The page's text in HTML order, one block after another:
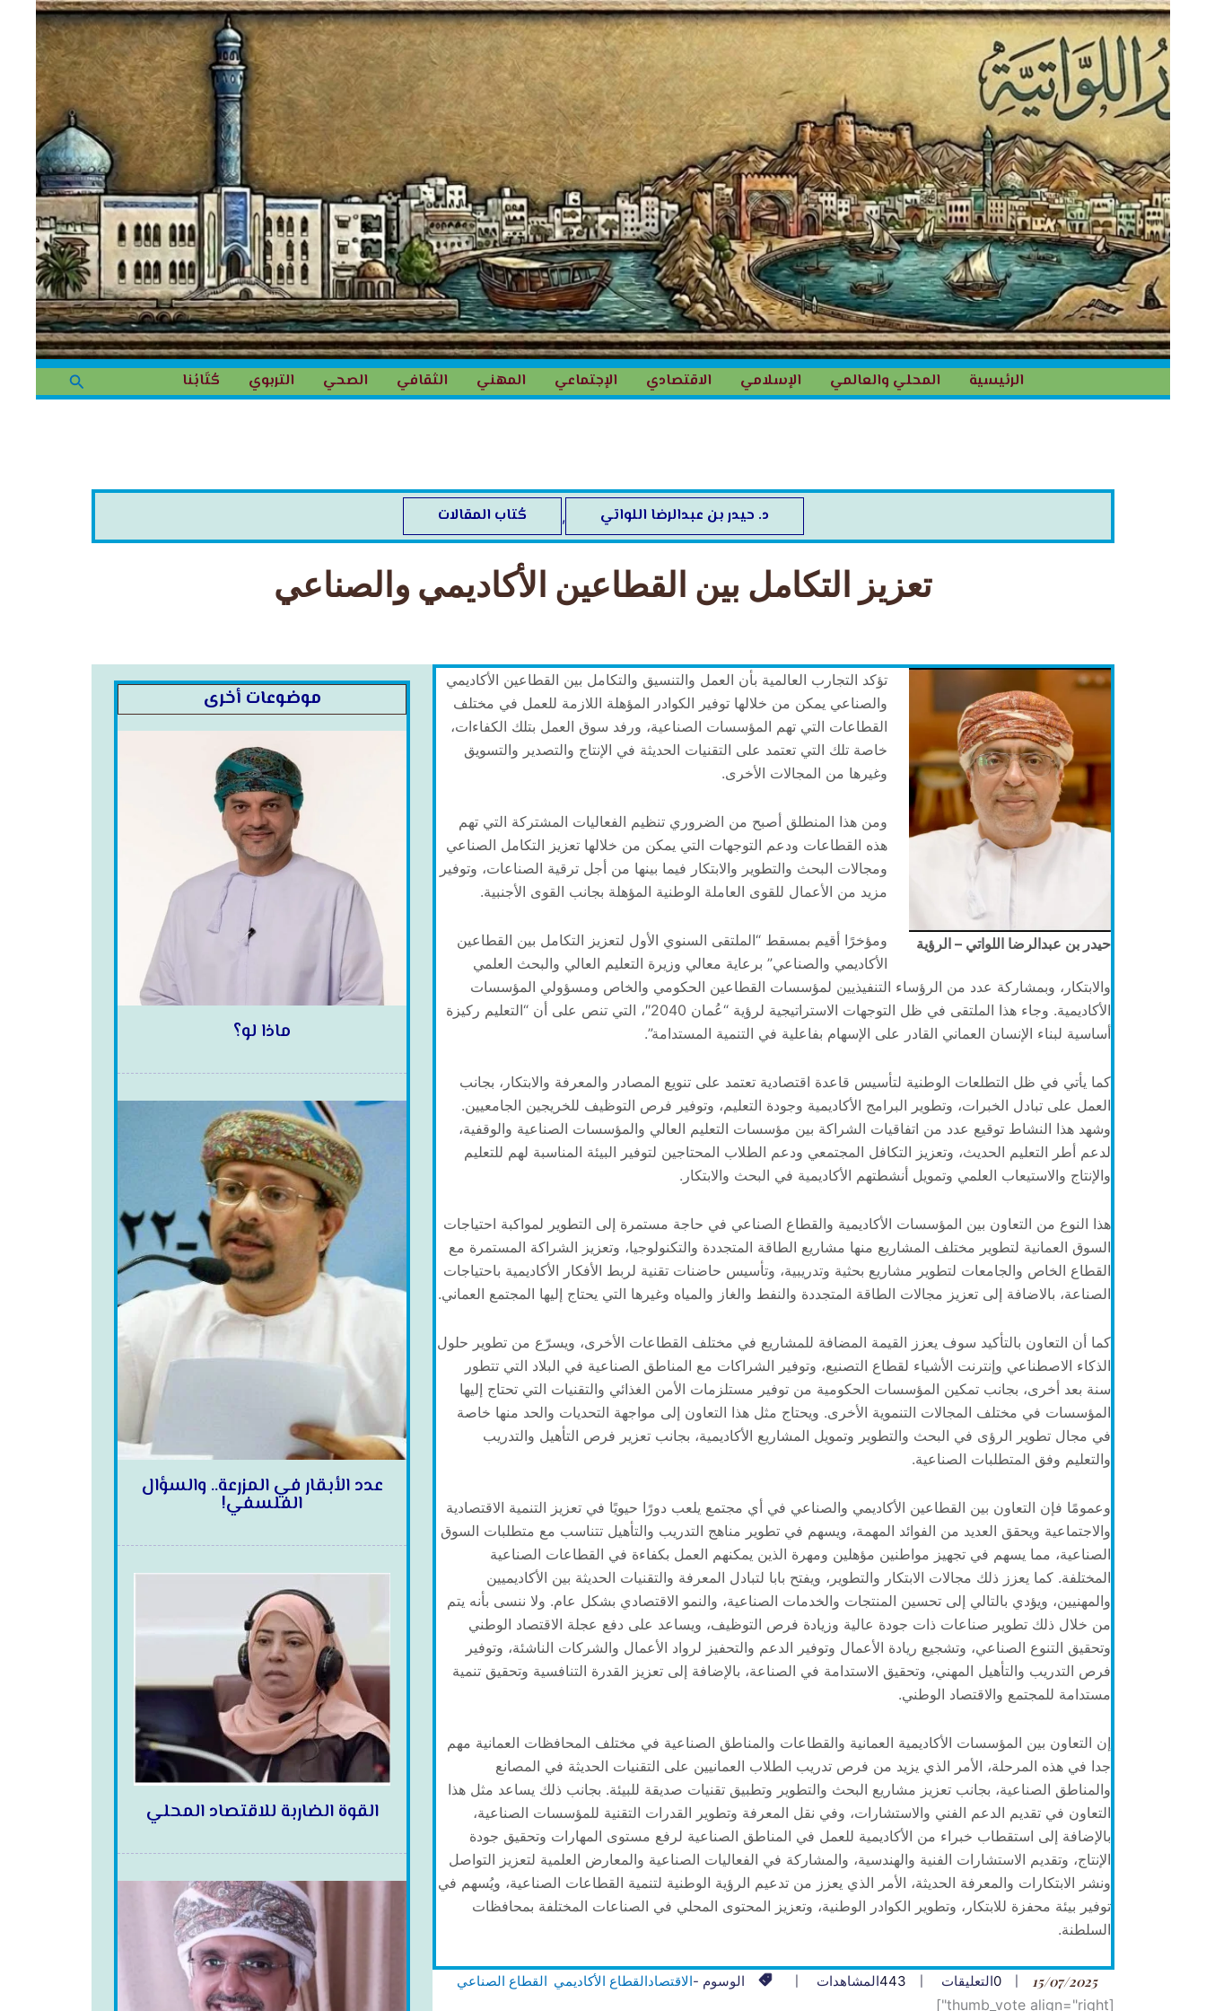
المحتوى
الرئيسية المحلي والعالمي الإسلامي الاقتصادي الإجتماعي المهني الثقافي الصحي التربوي كُتَابُنا البحث
د. حيدر بن عبدالرضا اللواتي , كُتاب المقالات
تعزيز التكامل بين القطاعين الأكاديمي والصناعي
حيدر بن عبدالرضا اللواتي – الرؤية
تؤكد التجارب العالمية بأن العمل والتنسيق والتكامل بين القطاعين الأكاديمي
والصناعي يمكن من خلالها توفير الكوادر المؤهلة اللازمة للعمل في مختلف
القطاعات التي تهم المؤسسات الصناعية، ورفد سوق العمل بتلك الكفاءات،
خاصة تلك التي تعتمد على التقنيات الحديثة في الإنتاج والتصدير والتسويق
وغيرها من المجالات الأخرى.
ومن هذا المنطلق أصبح من الضروري تنظيم الفعاليات المشتركة التي تهم
هذه القطاعات ودعم التوجهات التي يمكن من خلالها تعزيز التكامل الصناعي
ومجالات البحث والتطوير والابتكار فيما بينها من أجل ترقية الصناعات، وتوفير
مزيد من الأعمال للقوى العاملة الوطنية المؤهلة بجانب القوى الأجنبية.
ومؤخرًا أقيم بمسقط “الملتقى السنوي الأول لتعزيز التكامل بين القطاعين
الأكاديمي والصناعي” برعاية معالي وزيرة التعليم العالي والبحث العلمي
والابتكار، وبمشاركة عدد من الرؤساء التنفيذيين لمؤسسات القطاعين الحكومي والخاص ومسؤولي المؤسسات
الأكاديمية. وجاء هذا الملتقى في ظل التوجهات الاستراتيجية لرؤية “عُمان 2040″، التي تنص على أن “التعليم ركيزة
أساسية لبناء الإنسان العماني القادر على الإسهام بفاعلية في التنمية المستدامة”.
كما يأتي في ظل التطلعات الوطنية لتأسيس قاعدة اقتصادية تعتمد على تنويع المصادر والمعرفة والابتكار، بجانب
العمل على تبادل الخبرات، وتطوير البرامج الأكاديمية وجودة التعليم، وتوفير فرص التوظيف للخريجين الجامعيين.
وشهد هذا النشاط توقيع عدد من اتفاقيات الشراكة بين مؤسسات التعليم العالي والمؤسسات الصناعية والوقفية،
لدعم أطر التعليم الحديث، وتعزيز التكافل المجتمعي ودعم الطلاب المحتاجين لتوفير البيئة المناسبة لهم للتعليم
والإنتاج والاستيعاب العلمي وتمويل أنشطتهم الأكاديمية في البحث والابتكار.
هذا النوع من التعاون بين المؤسسات الأكاديمية والقطاع الصناعي في حاجة مستمرة إلى التطوير لمواكبة احتياجات
السوق العمانية لتطوير مختلف المشاريع منها مشاريع الطاقة المتجددة والتكنولوجيا، وتعزيز الشراكة المستمرة مع
القطاع الخاص والجامعات لتطوير مشاريع بحثية وتدريبية، وتأسيس حاضنات تقنية لربط الأفكار الأكاديمية باحتياجات
الصناعة، بالاضافة إلى تعزيز مجالات الطاقة المتجددة والنفط والغاز والمياه وغيرها التي يحتاج إليها المجتمع العماني.
كما أن التعاون بالتأكيد سوف يعزز القيمة المضافة للمشاريع في مختلف القطاعات الأخرى، ويسرّع من تطوير حلول
الذكاء الاصطناعي وإنترنت الأشياء لقطاع التصنيع، وتوفير الشراكات مع المناطق الصناعية في البلاد التي تتطور
سنة بعد أخرى، بجانب تمكين المؤسسات الحكومية من توفير مستلزمات الأمن الغذائي والتقنيات التي تحتاج إليها
المؤسسات في مختلف المجالات التنموية الأخرى. ويحتاج مثل هذا التعاون إلى مواجهة التحديات والحد منها خاصة
في مجال تطوير الرؤى في البحث والتطوير وتمويل المشاريع الأكاديمية، بجانب تعزير فرص التأهيل والتدريب
والتعليم وفق المتطلبات الصناعية.
وعمومًا فإن التعاون بين القطاعين الأكاديمي والصناعي في أي مجتمع يلعب دورًا حيويًا في تعزيز التنمية الاقتصادية
والاجتماعية ويحقق العديد من الفوائد المهمة، ويسهم في تطوير مناهج التدريب والتأهيل تتناسب مع متطلبات السوق
الصناعية، مما يسهم في تجهيز مواطنين مؤهلين ومهرة الذين يمكنهم العمل بكفاءة في القطاعات الصناعية
المختلفة. كما يعزز ذلك مجالات الابتكار والتطوير، ويفتح بابا لتبادل المعرفة والتقنيات الحديثة بين الأكاديميين
والمهنيين، ويؤدي بالتالي إلى تحسين المنتجات والخدمات الصناعية، والنمو الاقتصادي بشكل عام. ولا ننسى بأنه يتم
من خلال ذلك تطوير صناعات ذات جودة عالية وزيادة فرص التوظيف، ويساعد على دفع عجلة الاقتصاد الوطني
وتحقيق التنوع الصناعي، وتشجيع ريادة الأعمال وتوفير الدعم والتحفيز لرواد الأعمال والشركات الناشئة، وتوفير
فرص التدريب والتأهيل المهني، وتحقيق الاستدامة في الصناعة، بالإضافة إلى تعزيز القدرة التنافسية وتحقيق تنمية
مستدامة للمجتمع والاقتصاد الوطني.
إن التعاون بين المؤسسات الأكاديمية العمانية والقطاعات والمناطق الصناعية في مختلف المحافظات العمانية مهم
جدا في هذه المرحلة، الأمر الذي يزيد من فرص تدريب الطلاب العمانيين على التقنيات الحديثة في المصانع
والمناطق الصناعية، بجانب تعزيز مشاريع البحث والتطوير وتطبيق تقنيات صديقة للبيئة. بجانب ذلك يساعد مثل هذا
التعاون في تقديم الدعم الفني والاستشارات، وفي نقل المعرفة وتطوير القدرات التقنية للمؤسسات الصناعية،
بالإضافة إلى استقطاب خبراء من الأكاديمية للعمل في المناطق الصناعية لرفع مستوى المهارات وتحقيق جودة
الإنتاج، وتقديم الاستشارات الفنية والهندسية، والمشاركة في الفعاليات الصناعية والمعارض العلمية لتعزيز التواصل
ونشر الابتكارات والمعرفة الحديثة، الأمر الذي يعزز من تدعيم الرؤية الوطنية لتنمية القطاعات الصناعية، ويُسهم في
توفير بيئة محفزة للابتكار، وتطوير الكوادر الوطنية، وتعزيز المحتوى المحلي في الصناعات المختلفة بمحافظات
السلطنة.
15/07/2025
0التعليقات 443المشاهدات الوسوم -الاقتصادالقطاع الأكاديمي القطاع الصناعي
[thumb_vote align="right"]
موضوعات أخرى
ماذا لو؟
عدد الأبقار في المزرعة.. والسؤال
الفلسفي!
القوة الضاربة للاقتصاد المحلي